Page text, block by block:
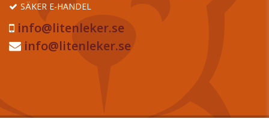
SÄKER E-HANDEL
info@litenleker.se
info@litenleker.se